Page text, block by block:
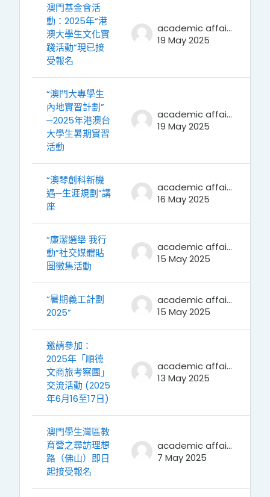
澳門基金會活
動：2025年“港
澳大學生文化實
踐活動”現已接
受報名
academic affairs
19 May 2025
“澳門大專學生
內地實習計劃”
─2025年港澳台
大學生暑期實習
活動
academic affairs
19 May 2025
“澳琴創科新機
遇─生涯規劃”講
座
academic affairs
16 May 2025
“廉潔選舉 我行
動”社交媒體貼
圖徵集活動
academic affairs
15 May 2025
“暑期義工計劃
2025”
academic affairs
15 May 2025
邀請參加：
2025年「順德
文商旅考察團」
交流活動 (2025
年6月16至17日)
academic affairs
13 May 2025
澳門學生灣區教
育營之尋訪理想
路（佛山）即日
起接受報名
academic affairs
7 May 2025